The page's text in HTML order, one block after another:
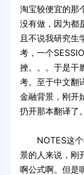
淘宝较便宜的那
没有做，因为都
且不说我研究生
考，一个
挫。。。于是干
考。至于中文翻
金融背景，刚开
扔开那本翻译了。
NOTES这个
景的人来说，刚
啊公式啊。但是